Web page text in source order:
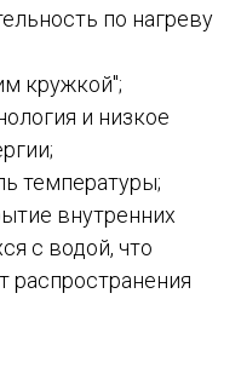
по нагреву
кружкой";
и низкое
температуры;
внутренних
с водой, что
распространения